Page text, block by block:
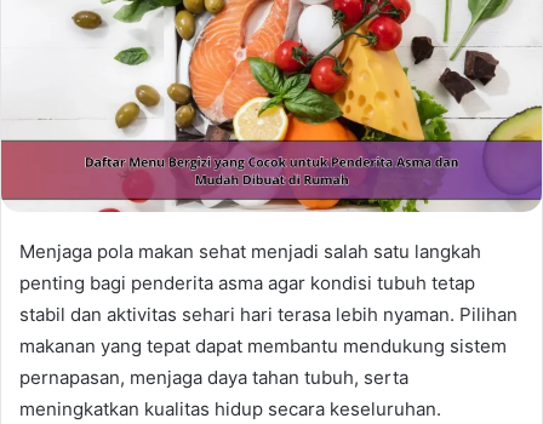
Menjaga pola makan sehat menjadi salah satu langkah
penting bagi penderita asma agar kondisi tubuh tetap
stabil dan aktivitas sehari hari terasa lebih nyaman. Pilihan
makanan yang tepat dapat membantu mendukung sistem
pernapasan, menjaga daya tahan tubuh, serta
meningkatkan kualitas hidup secara keseluruhan.